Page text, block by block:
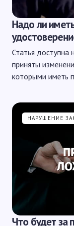
Надо ли
Статья доступна
приняты
которыми иметь
НАРУШЕНИЕ
Что будет за